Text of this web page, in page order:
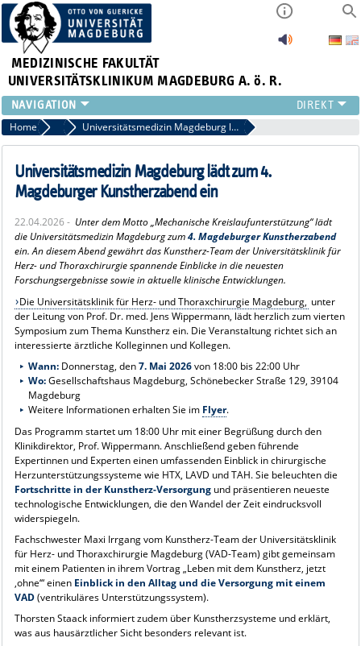
MEDIZINISCHE FAKULTÄT
UNIVERSITÄTSKLINIKUM MAGDEBURG A. ö. R.
INSTITUTE
KLINIKEN
ZENTRALE EINRICHTUNGEN
FORSCHUNG
ÜBER UNS
INTERNATIONAL
INTRANET
Home Pressemitteilungen Universitätsmedizin Magdeburg lädt zum 4. Magdeburger Kunstherzabend ein
Universitätsmedizin Magdeburg lädt zum 4.
Magdeburger Kunstherzabend ein
22.04.2026 - Unter dem Motto „Mechanische Kreislaufunterstützung“ lädt
die Universitätsmedizin Magdeburg zum4. Magdeburger Kunstherzabend
ein. An diesem Abend gewährt das Kunstherz-Team der Universitätsklinik für
Herz- und Thoraxchirurgie spannende Einblicke in die neuesten
Forschungsergebnisse sowie in aktuelle klinische Entwicklungen.
Die Universitätsklinik für Herz- und Thoraxchirurgie Magdeburg, unter
der Leitung von Prof. Dr. med. Jens Wippermann, lädt herzlich zum vierten
Symposium zum Thema Kunstherz ein. Die Veranstaltung richtet sich an
interessierte ärztliche Kolleginnen und Kollegen.
Wann: Donnerstag, den7. Mai 2026von 18:00 bis 22:00 Uhr
Wo:Gesellschaftshaus Magdeburg, Schönebecker Straße 129, 39104
Magdeburg
Weitere Informationen erhalten Sie im Flyer.
Das Programm startet um 18:00 Uhr mit einer Begrüßung durch den
Klinikdirektor, Prof. Wippermann. Anschließend geben führende
Expertinnen und Experten einen umfassenden Einblick in chirurgische
Herzunterstützungssysteme wie HTX, LAVD und TAH. Sie beleuchten die
Fortschritte in der Kunstherz-Versorgungund präsentieren neueste
technologische Entwicklungen, die den Wandel der Zeit eindrucksvoll
widerspiegeln.
Fachschwester Maxi Irrgang vom Kunstherz-Team der Universitätsklinik
für Herz- und Thoraxchirurgie Magdeburg (VAD-Team) gibt gemeinsam
mit einem Patienten in ihrem Vortrag „Leben mit dem Kunstherz, jetzt
‚ohne‘“ einen Einblick in den Alltag und die Versorgung mit einem
VAD(ventrikuläres Unterstützungssystem).
Thorsten Staack informiert zudem über Kunstherzsysteme und erklärt,
was aus hausärztlicher Sicht besonders relevant ist.